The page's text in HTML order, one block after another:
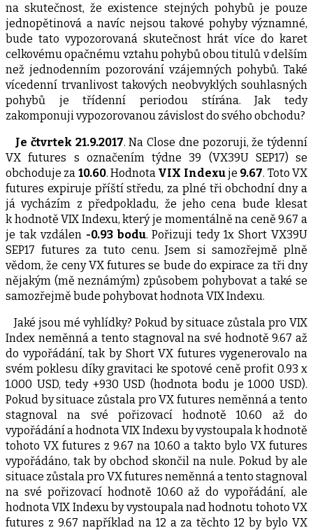
na skutečnost, že existence stejných pohybů je pouze
jednopětinová a navíc nejsou takové pohyby významné,
bude tato vypozorovaná skutečnost hrát více do karet
celkovému opačnému vztahu pohybů obou titulů v delším
než jednodenním pozorování vzájemných pohybů. Také
vícedenní trvanlivost takových neobvyklých souhlasných
pohybů je třídenní periodou stírána. Jak tedy
zakomponuji vypozorovanou závislost do svého obchodu?
Je čtvrtek 21.9.2017. Na Close dne pozoruji, že týdenní
VX futures s označením týdne 39 (VX39U SEP17) se
obchoduje za 10.60. Hodnota VIX Indexuje 9.67. Toto VX
futures expiruje příští středu, za plné tři obchodní dny a
já vycházím z předpokladu, že jeho cena bude klesat
k hodnotě VIX Indexu, který je momentálně na ceně 9.67 a
je tak vzdálen -0.93 bodu. Pořizuji tedy 1x Short VX39U
SEP17 futures za tuto cenu. Jsem si samozřejmě plně
vědom, že ceny VX futures se bude do expirace za tři dny
nějakým (mě neznámým) způsobem pohybovat a také se
samozřejmě bude pohybovat hodnota VIX Indexu.
Jaké jsou mé vyhlídky? Pokud by situace zůstala pro VIX
Index neměnná a tento stagnoval na své hodnotě 9.67 až
do vypořádání, tak by Short VX futures vygenerovalo na
svém poklesu díky gravitaci ke spotové ceně profit 0.93 x
1.000 USD, tedy +930 USD (hodnota bodu je 1.000 USD).
Pokud by situace zůstala pro VX futures neměnná a tento
stagnoval na své pořizovací hodnotě 10.60 až do
vypořádání a hodnota VIX Indexu by vystoupala k hodnotě
tohoto VX futures z 9.67 na 10.60 a takto bylo VX futures
vypořádáno, tak by obchod skončil na nule. Pokud by ale
situace zůstala pro VX futures neměnná a tento stagnoval
na své pořizovací hodnotě 10.60 až do vypořádání, ale
hodnota VIX Indexu by vystoupala nad hodnotu tohoto VX
futures z 9.67 například na 12 a za těchto 12 by bylo VX